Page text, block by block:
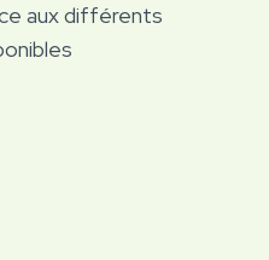
aux différents